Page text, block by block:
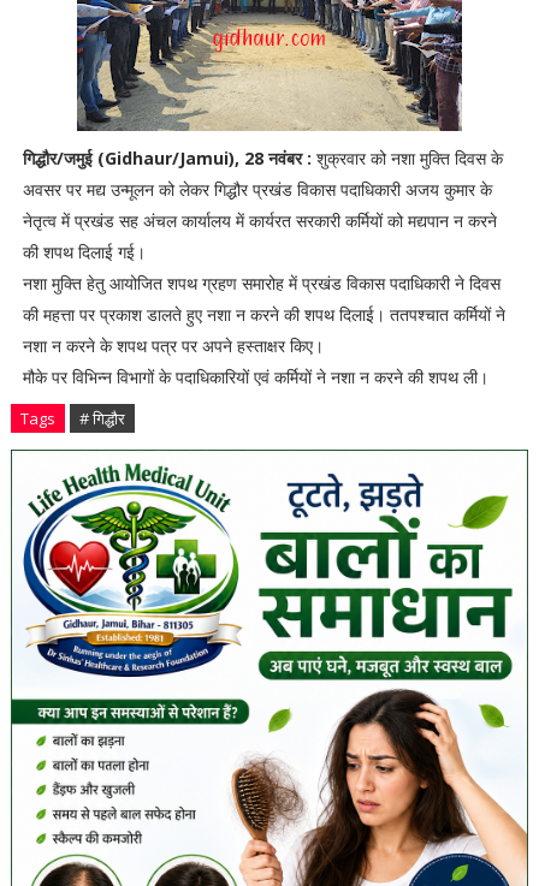
गिद्धौर/जमुई (Gidhaur/Jamui), 28 नवंबर : शुक्रवार को नशा मुक्ति दिवस के
अवसर पर मद्य उन्मूलन को लेकर गिद्धौर प्रखंड विकास पदाधिकारी अजय कुमार के
नेतृत्व में प्रखंड सह अंचल कार्यालय में कार्यरत सरकारी कर्मियों को मद्यपान न करने
की शपथ दिलाई गई।
नशा मुक्ति हेतु आयोजित शपथ ग्रहण समारोह में प्रखंड विकास पदाधिकारी ने दिवस
की महत्ता पर प्रकाश डालते हुए नशा न करने की शपथ दिलाई। ततपश्चात कर्मियों ने
नशा न करने के शपथ पत्र पर अपने हस्ताक्षर किए।
मौके पर विभिन्न विभागों के पदाधिकारियों एवं कर्मियों ने नशा न करने की शपथ ली।
Tags # गिद्धौर